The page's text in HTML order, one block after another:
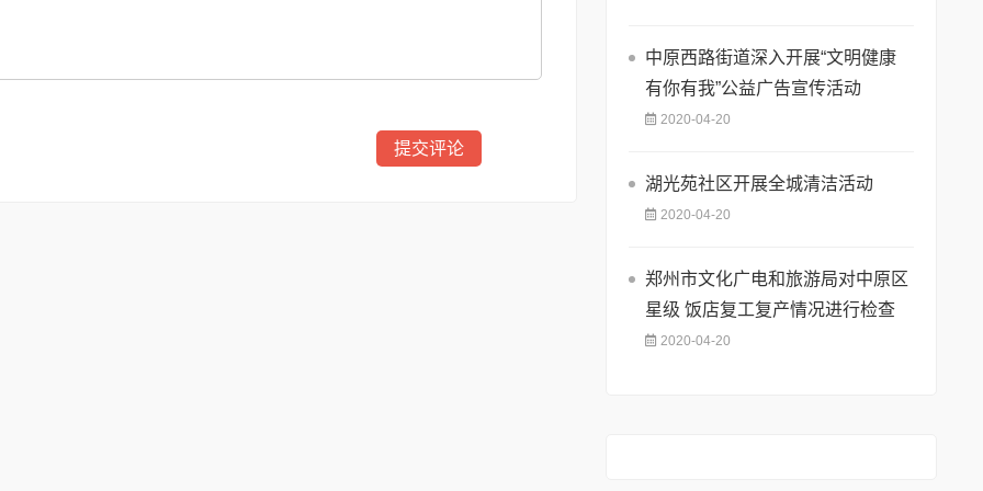
中原西路街道深入开展“文明健康
有你有我”公益广告宣传活动
2020-04-20
湖光苑社区开展全城清洁活动
2020-04-20
郑州市文化广电和旅游局对中原区
星级 饭店复工复产情况进行检查
2020-04-20